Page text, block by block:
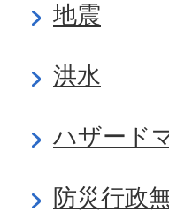
地震
洪水
ハザード
防災行政